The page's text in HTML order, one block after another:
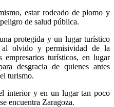
estar rodeado de plomo y
de salud pública.
protegida y un lugar turístico
al olvido y permisividad de la
turísticos, en lugar
desgracia de quienes antes
turismo.
interior y en un lugar tan poco
encuentra Zaragoza.